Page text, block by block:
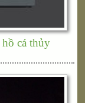
cá thủy